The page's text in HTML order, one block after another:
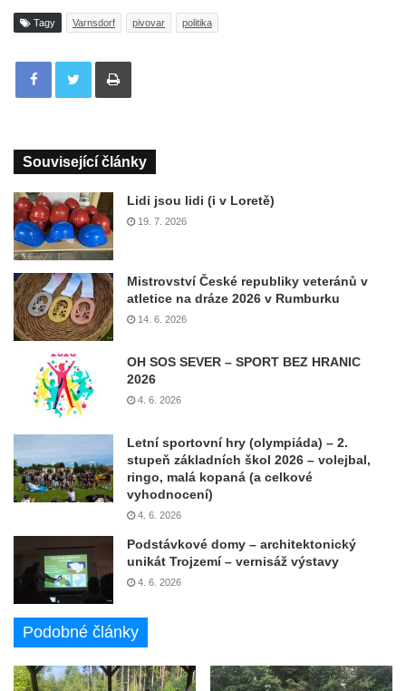
Tagy Varnsdorf pivovar politika
Tisknout
Související články
Lidi jsou lidi (i v Loretě)
19. 7. 2026
Mistrovství České republiky veteránů v
atletice na dráze 2026 v Rumburku
14. 6. 2026
OH SOS SEVER – SPORT BEZ HRANIC
2026
4. 6. 2026
Letní sportovní hry (olympiáda) – 2.
stupeň základních škol 2026 – volejbal,
ringo, malá kopaná (a celkové
vyhodnocení)
4. 6. 2026
Podstávkové domy – architektonický
unikát Trojzemí – vernisáž výstavy
4. 6. 2026
Podobné články